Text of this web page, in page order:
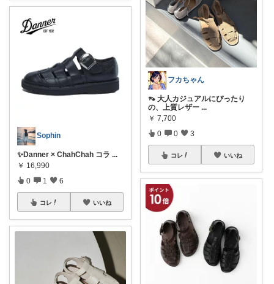
Sophin
✨Danner × ChahChah コラ ...
￥ 16,990
0 1 6
コレ いいね
フカちゃん
👡 大人カジュアルにぴったり
の、上質レザー ...
￥ 7,700
0 0 3
コレ いいね